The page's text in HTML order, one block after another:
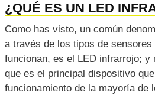
¿QUÉ ES UN LED
Como has visto, un común
a través de los tipos de
funcionan, es el LED infrarrojo; y
que es el principal dispositivo
funcionamiento de la mayoría de